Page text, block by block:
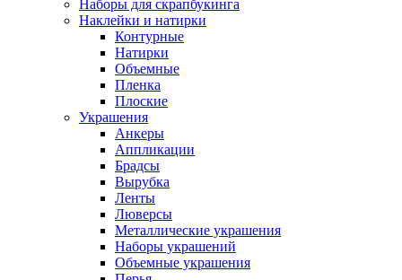
Наборы для скрапбукинга
Наклейки и натирки
Контурные
Натирки
Объемные
Пленка
Плоские
Украшения
Анкеры
Аппликации
Брадсы
Вырубка
Ленты
Люверсы
Металлические украшения
Наборы украшений
Объемные украшения